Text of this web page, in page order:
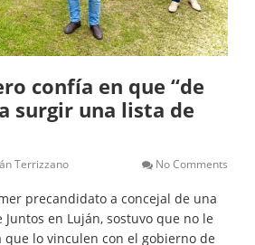
confía en que “de
surgir una lista de
Terrizzano No Comments
precandidato a concejal de una
en Luján, sostuvo que no le
lo vinculen con el gobierno de